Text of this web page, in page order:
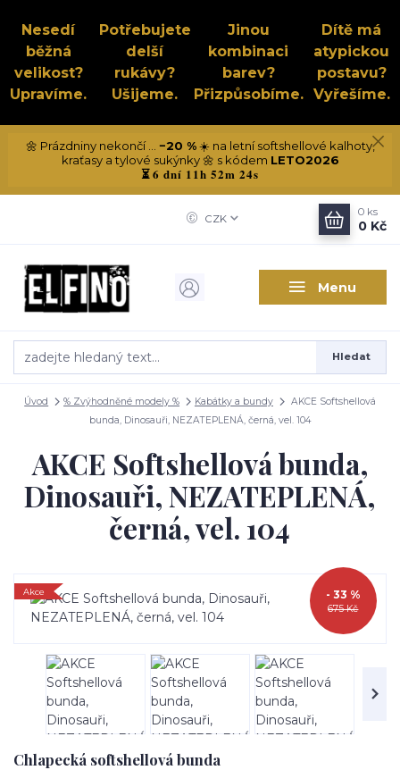
Nesedí
běžná
velikost?
Upravíme.
Potřebujete
delší
rukávy?
Ušijeme.
Jinou
kombinaci
barev?
Přizpůsobíme.
Dítě má
atypickou
postavu?
Vyřešíme.
🌼 Prázdniny nekončí ... −20 %☀️ na letní softshellové kalhoty,
kraťasy a tylové sukýnky 🌼 s kódem LETO2026
⏳6 dní 11h 52m 24s
Menu
CZK
Hledat
0 ks
0 Kč
Úvod % Zvýhodněné modely % Kabátky a bundy
AKCE Softshellová
bunda, Dinosauři, NEZATEPLENÁ, černá, vel. 104
AKCE Softshellová bunda,
Dinosauři, NEZATEPLENÁ,
černá, vel. 104
Akce
675 Kč
- 33 %
Chlapecká softshellová bunda